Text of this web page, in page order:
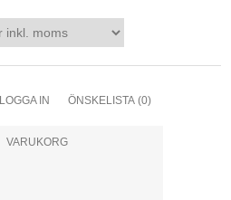
LOGGA IN ÖNSKELISTA (0)
VARUKORG